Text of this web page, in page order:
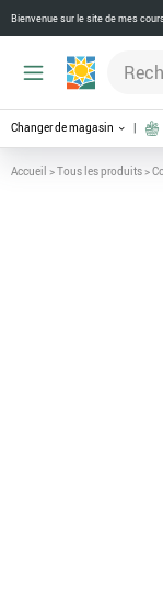
Bienvenue sur le site de mes
Changer de magasin
Accueil >Tous les produits>